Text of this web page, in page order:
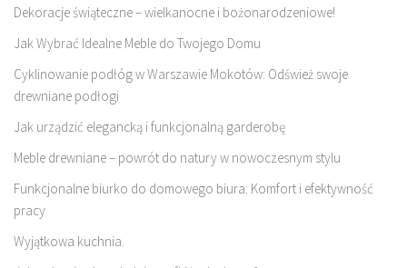
Dekoracje świąteczne – wielkanocne i bożonarodzeniowe!
Jak Wybrać Idealne Meble do Twojego Domu
Cyklinowanie podłóg w Warszawie Mokotów: Odśwież swoje
drewniane podłogi
Jak urządzić elegancką i funkcjonalną garderobę
Meble drewniane – powrót do natury w nowoczesnym stylu
Funkcjonalne biurko do domowego biura: Komfort i efektywność
pracy
Wyjątkowa kuchnia.